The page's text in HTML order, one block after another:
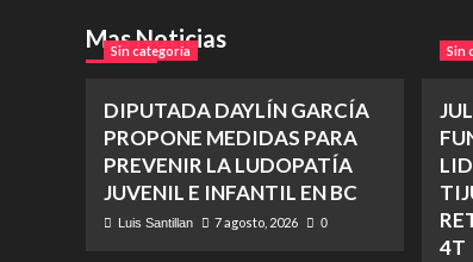
Mas Noticias
Sin categoría
DIPUTADA DAYLÍN GARCÍA
PROPONE MEDIDAS PARA
PREVENIR LA LUDOPATÍA
JUVENIL E INFANTIL EN BC
Luis Santillan 7 agosto, 2026 0
Sin
4T